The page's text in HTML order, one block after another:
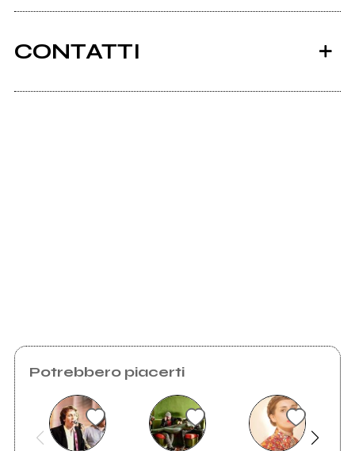
CONTATTI
Potrebbero piacerti